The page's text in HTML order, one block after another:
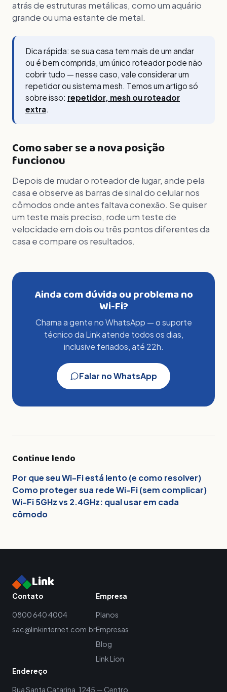
atrás de estruturas metálicas, como um aquário
grande ou uma estante de metal.
Dica rápida: se sua casa tem mais de um andar
ou é bem comprida, um único roteador pode não
cobrir tudo — nesse caso, vale considerar um
repetidor ou sistema mesh. Temos um artigo só
sobre isso: repetidor, mesh ou roteador
extra.
Como saber se a nova posição
funcionou
Depois de mudar o roteador de lugar, ande pela
casa e observe as barras de sinal do celular nos
cômodos onde antes faltava conexão. Se quiser
um teste mais preciso, rode um teste de
velocidade em dois ou três pontos diferentes da
casa e compare os resultados.
Ainda com dúvida ou problema no
Wi-Fi?
Chama a gente no WhatsApp — o suporte
técnico da Link atende todos os dias,
inclusive feriados, até 22h.
Falar no WhatsApp
Continue lendo
Por que seu Wi-Fi está lento (e como resolver)
Como proteger sua rede Wi-Fi (sem complicar)
Wi-Fi 5GHz vs 2.4GHz: qual usar em cada
cômodo
Link
Contato
0800 640 4004
sac@linkinternet.com.br
Empresa
Planos
Empresas
Blog
Link Lion
Endereço
Rua Santa Catarina, 1245 — Centro